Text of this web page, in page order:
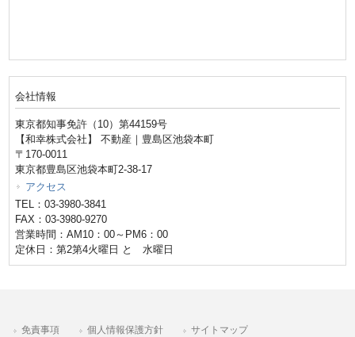
会社情報
東京都知事免許（10）第44159号
【和幸株式会社】 不動産｜豊島区池袋本町
〒170-0011
東京都豊島区池袋本町2-38-17
アクセス
TEL：03-3980-3841
FAX：03-3980-9270
営業時間：AM10：00～PM6：00
定休日：第2第4火曜日 と 水曜日
免責事項 個人情報保護方針 サイトマップ